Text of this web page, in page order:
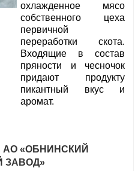
охлажденное мясо
собственного цеха
первичной
переработки скота.
Входящие в состав
пряности и чесночок
придают продукту
пикантный вкус и
аромат.
АО «ОБНИНСКИЙ
ЗАВОД»